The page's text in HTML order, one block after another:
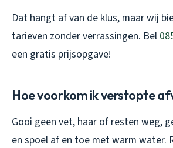
Dat hangt af van de klus, maar wij
tarieven zonder verrassingen. Bel
een gratis prijsopgave!
Hoe voorkom ik verstopte
Gooi geen vet, haar of resten weg,
en spoel af en toe met warm water.